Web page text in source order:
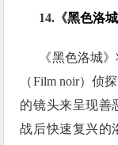
14.《黑色洛城
《黑色洛城
（Film noir）侦
的镜头来呈现善
战后快速复兴的